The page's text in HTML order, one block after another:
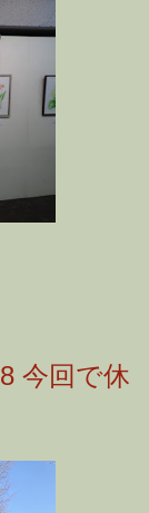
今回で休